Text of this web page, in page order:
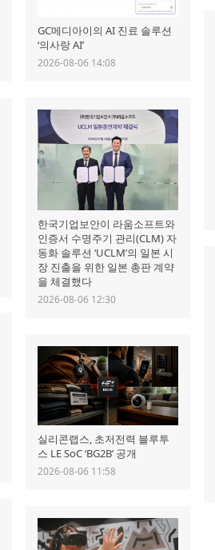
GC메디아이의 AI 진료 솔루션
‘의사랑 AI’
2026-08-06 14:08
한국기업보안이 라움소프트와
인증서 수명주기 관리(CLM) 자
동화 솔루션 ‘UCLM’의 일본 시
장 진출을 위한 일본 총판 계약
을 체결했다
2026-08-06 12:30
실리콘랩스, 초저전력 블루투
스 LE SoC ‘BG2B’ 공개
2026-08-06 11:58